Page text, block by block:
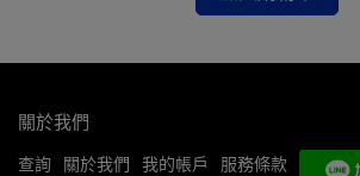
關於我們
查詢 關於我們 我的帳戶 服務條款